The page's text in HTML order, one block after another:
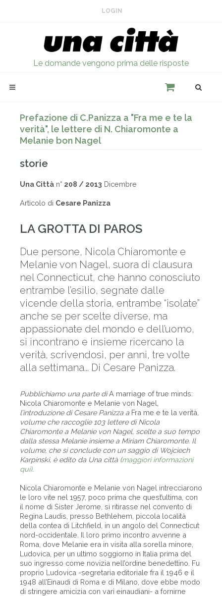
LOGIN
Le domande vengono prima delle risposte
Prefazione di C.Panizza a "Fra me e te la
verità", le lettere di N. Chiaromonte a
Melanie bon Nagel
storie
Una Città n° 208 / 2013 Dicembre
Articolo di Cesare Panizza
LA GROTTA DI PAROS
Due persone, Nicola Chiaromonte e
Melanie von Nagel, suora di clausura
nel Connecticut, che hanno conosciuto
entrambe l’esilio, segnate dalle
vicende della storia, entrambe “isolate”
anche se per scelte diverse, ma
appassionate del mondo e dell’uomo,
si incontrano e insieme ricercano la
verità, scrivendosi, per anni, tre volte
alla settimana... Di Cesare Panizza.
Pubblichiamo una parte diA marriage of true minds:
Nicola Chiaromonte e Melanie von Nagel,
l’introduzione di Cesare Panizza a Fra me e te la verità,
volume che raccoglie 103 lettere di Nicola
Chiaromonte a Melanie von Nagel, scelte a suo tempo
dalla stessa Melanie insieme a Miriam Chiaromonte. Il
volume, che si conclude con un saggio di Wojciech
Karpinski, è edito da Una città (maggiori informazioni
qui).
Nicola Chiaromonte e Melanie von Nagel intrecciarono
le loro vite nel 1957, poco prima che quest’ultima, con
il nome di Sister Jerome, si ritirasse nel convento di
Regina Laudis, presso Bethlehem, piccola località
della contea di Litchfield, in un angolo del Connecticut
nord-occidentale. Il loro primo incontro avvenne a
Roma, dove Melanie era in visita alla sorella minore,
Ludovica, per un ultimo soggiorno in Italia prima del
suo ingresso come novizia nell’ordine benedettino. Fu
proprio Ludovica -segretaria editoriale fra il 1946 e il
1948 all’Einaudi di Roma e di Milano, dove ebbe modo
di stringere amicizia con vari einaudiani- a fornirne